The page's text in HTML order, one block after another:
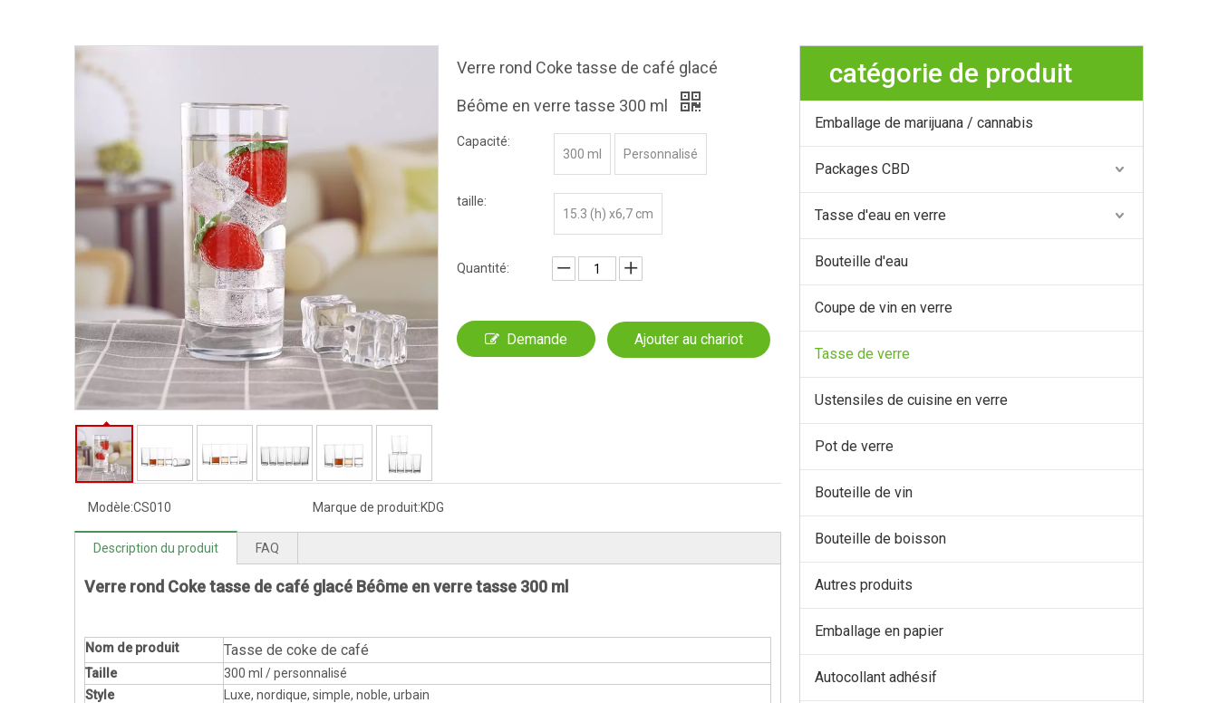
Verre rond Coke tasse de café glacé
Béôme en verre tasse 300 ml
Capacité:
300 ml
Personnalisé
taille:
15.3 (h) x6,7 cm
Quantité:
Demande Ajouter au chariot
Modèle:CS010 Marque de produit:KDG
Description du produit FAQ
Verre rond Coke tasse de café glacé Béôme en verre tasse 300 ml
Nom de produit Tasse de coke de café
Taille
300 ml / personnalisé
Style
Luxe, nordique, simple, noble, urbain
catégorie de produit
Emballage de marijuana / cannabis
Packages CBD
Tasse d'eau en verre
Bouteille d'eau
Coupe de vin en verre
Tasse de verre
Ustensiles de cuisine en verre
Pot de verre
Bouteille de vin
Bouteille de boisson
Autres produits
Emballage en papier
Autocollant adhésif